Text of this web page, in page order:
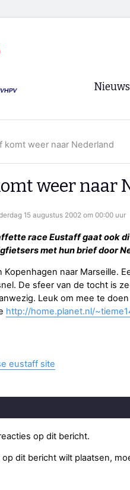
Nieuws
komt weer naar Nederland
weer naar
15 augustus 2002 om 00:00 uur
race Eustaff gaat ook
met hun brief door
Kopenhagen naar Marseille.
De sfeer van de tocht is
Leuk om mee te
http://home.planet.nl/
eustaff site
op dit bericht.
op dit bericht wilt plaatsen,